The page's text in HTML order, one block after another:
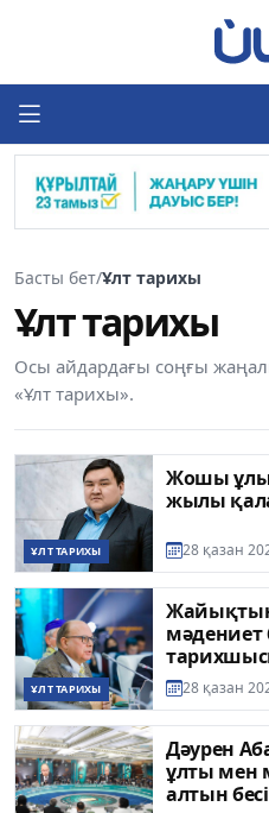
Басты бет/Ұлт тарихы
Ұлт тарихы
Осы айдардағы соңғы
«Ұлт тарихы».
ҰЛТ ТАРИХЫ
Жошы
жылы
28 қазан
ҰЛТ ТАРИХЫ
мәдениет
28 қазан
Дәурен
ұлты мен
алтын